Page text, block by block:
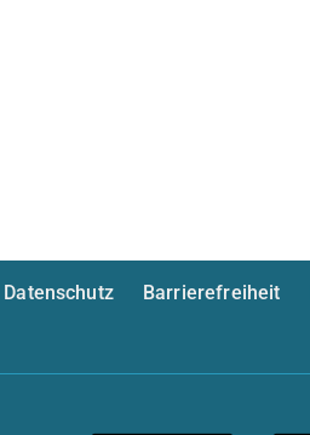
Datenschutz Barrierefreiheit